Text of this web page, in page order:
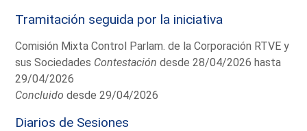
Tramitación seguida por la iniciativa
Comisión Mixta Control Parlam. de la Corporación RTVE y
sus Sociedades Contestación desde 28/04/2026 hasta
29/04/2026
Concluido desde 29/04/2026
Diarios de Sesiones